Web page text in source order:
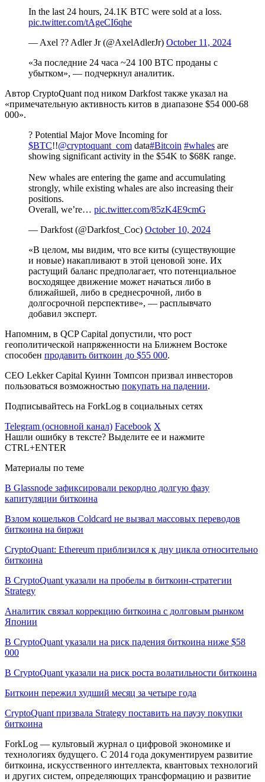
In the last 24 hours, 24.1K BTC were sold at a loss.
pic.twitter.com/tAgeCI6qhe
— Axel ?? Adler Jr (@AxelAdlerJr) October 11, 2024
«За последние 24 часа ~24 100 BTC проданы с
убытком», — подчеркнул аналитик.
Автор CryptoQuant под ником Darkfost также указал на
«примечательную активность китов в диапазоне $54 000-68
000».
? Potential Major Move Incoming for
$BTC!!@cryptoquant_com data#Bitcoin #whales are
showing significant activity in the $54K to $68K range.
New whales are entering the game and accumulating
strongly, while existing whales are also increasing their
positions.
Overall, we’re… pic.twitter.com/85zK4E9cmG
— Darkfost (@Darkfost_Coc) October 10, 2024
«В целом, мы видим, что все киты (существующие
и новые) накапливают в этой ценовой зоне. Их
растущий баланс предполагает, что потенциальное
восходящее движение может начаться либо в
ближайшей, либо в среднесрочной, либо в
долгосрочной перспективе», — расплывчато
добавил эксперт.
Напомним, в QCP Capital допустили, что рост
геополитической напряженности на Ближнем Востоке
способен продавить биткоин до $55 000.
CEO Lekker Capital Куинн Томпсон призвал инвесторов
пользоваться возможностью покупать на падении.
Подписывайтесь на ForkLog в социальных сетях
Telegram (основной канал) Facebook X
Нашли ошибку в тексте? Выделите ее и нажмите
CTRL+ENTER
Материалы по теме
В Glassnode зафиксировали рекордно долгую фазу
капитуляции биткоина
Взлом кошельков Coldcard не вызвал массовых переводов
биткоина на биржи
CryptoQuant: Ethereum приблизился к дну цикла относительно
биткоина
В CryptoQuant указали на пробелы в биткоин-стратегии
Strategy
Аналитик связал коррекцию биткоина с долговым рынком
Японии
В CryptoQuant указали на риск падения биткоина ниже $58
000
В CryptoQuant указали на риск роста волатильности биткоина
Биткоин пережил худший месяц за четыре года
CryptoQuant призвала Strategy поставить на паузу покупки
биткоина
ForkLog — культовый журнал о цифровой экономике и
технологиях будущего. С 2014 года документируем развитие
биткоина, искусственного интеллекта, квантовых технологий
и других систем, определяющих трансформацию и развитие